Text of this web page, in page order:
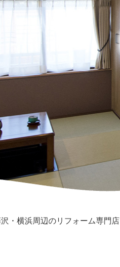
・横浜周辺のリフォーム専門